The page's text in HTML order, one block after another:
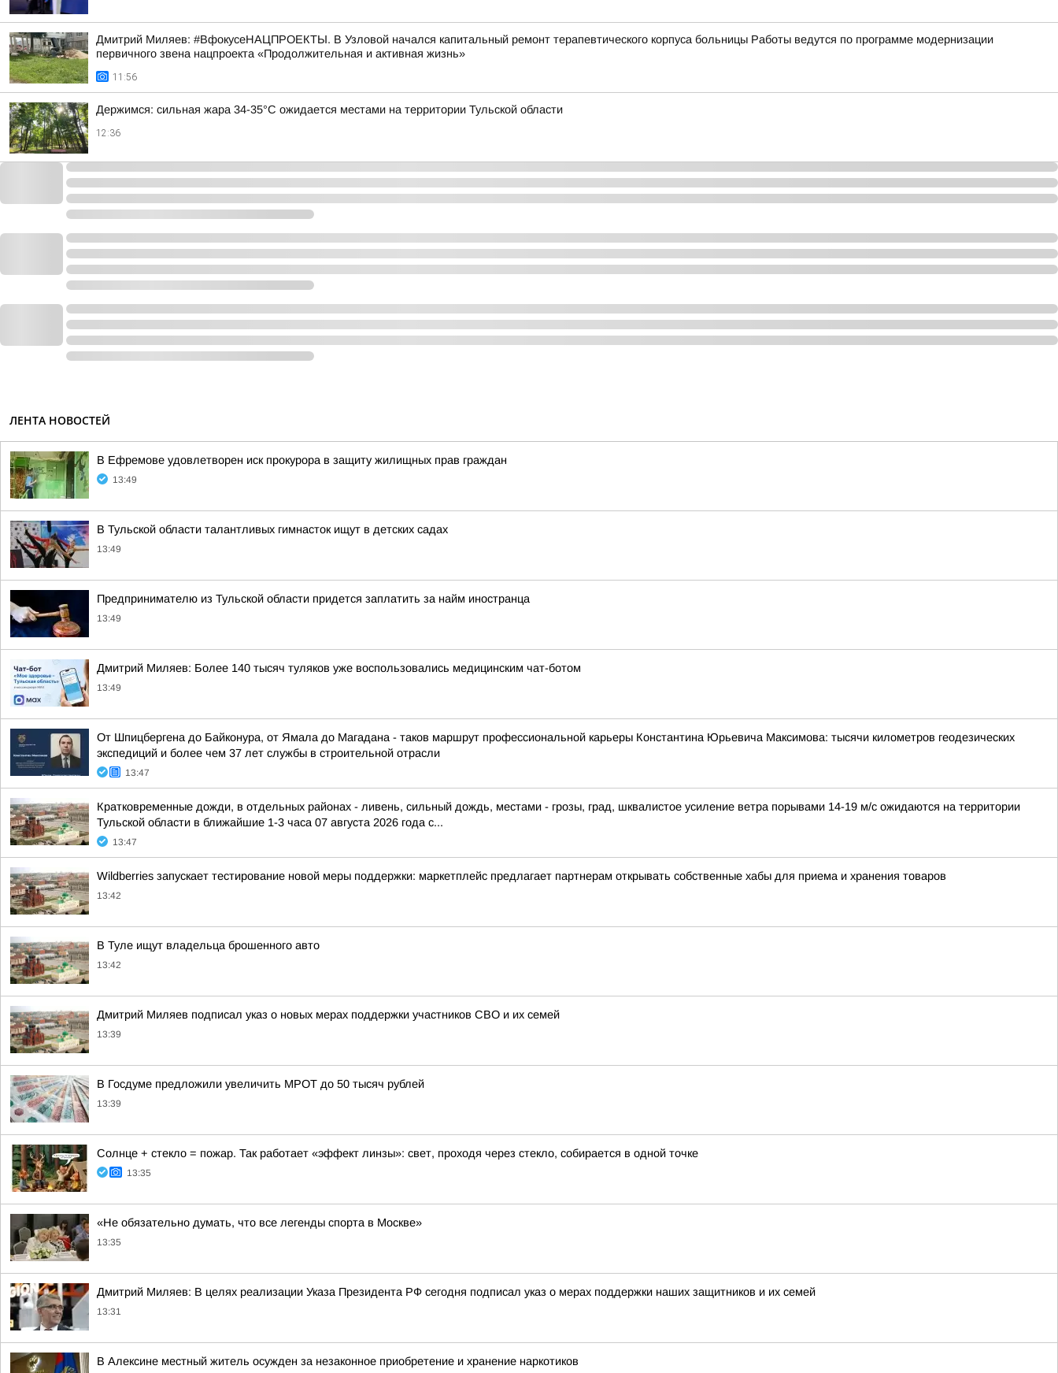
Дмитрий Миляев: #ВфокусеНАЦПРОЕКТЫ. В Узловой начался капитальный ремонт терапевтического корпуса больницы Работы ведутся по программе модернизации
первичного звена нацпроекта «Продолжительная и активная жизнь»
11:56
Держимся: сильная жара 34-35°С ожидается местами на территории Тульской области
12:36
ЛЕНТА НОВОСТЕЙ
В Ефремове удовлетворен иск прокурора в защиту жилищных прав граждан
13:49
В Тульской области талантливых гимнасток ищут в детских садах
13:49
Предпринимателю из Тульской области придется заплатить за найм иностранца
13:49
Дмитрий Миляев: Более 140 тысяч туляков уже воспользовались медицинским чат-ботом
13:49
От Шпицбергена до Байконура, от Ямала до Магадана - таков маршрут профессиональной карьеры Константина Юрьевича Максимова: тысячи километров геодезических
экспедиций и более чем 37 лет службы в строительной отрасли
13:47
Кратковременные дожди, в отдельных районах - ливень, сильный дождь, местами - грозы, град, шквалистое усиление ветра порывами 14-19 м/с ожидаются на территории
Тульской области в ближайшие 1-3 часа 07 августа 2026 года с...
13:47
Wildberries запускает тестирование новой меры поддержки: маркетплейс предлагает партнерам открывать собственные хабы для приема и хранения товаров
13:42
В Туле ищут владельца брошенного авто
13:42
Дмитрий Миляев подписал указ о новых мерах поддержки участников СВО и их семей
13:39
В Госдуме предложили увеличить МРОТ до 50 тысяч рублей
13:39
Солнце + стекло = пожар. Так работает «эффект линзы»: свет, проходя через стекло, собирается в одной точке
13:35
«Не обязательно думать, что все легенды спорта в Москве»
13:35
Дмитрий Миляев: В целях реализации Указа Президента РФ сегодня подписал указ о мерах поддержки наших защитников и их семей
13:31
В Алексине местный житель осужден за незаконное приобретение и хранение наркотиков